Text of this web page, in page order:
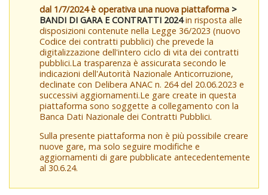
dal 1/7/2024 è operativa una nuova piattaforma >
BANDI DI GARA E CONTRATTI 2024in risposta alle
disposizioni contenute nella Legge 36/2023 (nuovo
Codice dei contratti pubblici) che prevede la
digitalizzazione dell'intero ciclo di vita dei contratti
pubblici.La trasparenza è assicurata secondo le
indicazioni dell'Autorità Nazionale Anticorruzione,
declinate con Delibera ANAC n. 264 del 20.06.2023 e
successivi aggiornamenti.Le gare create in questa
piattaforma sono soggette a collegamento con la
Banca Dati Nazionale dei Contratti Pubblici.
Sulla presente piattaforma non è più possibile creare
nuove gare, ma solo seguire modifiche e
aggiornamenti di gare pubblicate antecedentemente
al 30.6.24.